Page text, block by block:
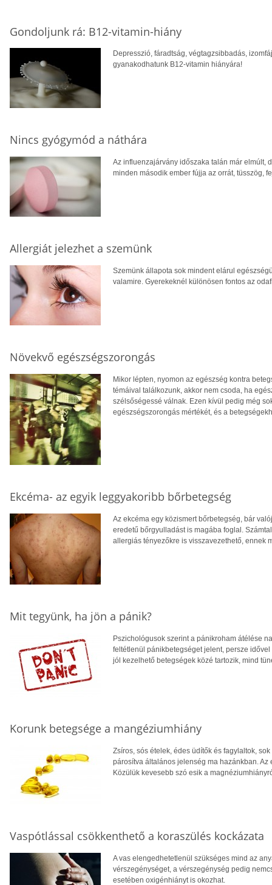
Gondoljunk rá: B12-vitamin-hiány
Depresszió, fáradtság, végtagzsibbadás,
gyanakodhatunk B12-vitamin hiányára!
Nincs gyógymód a náthára
Az influenzajárvány időszaka talán már elmúlt,
minden második ember fújja az orrát, tüsszög,
Allergiát jelezhet a szemünk
Szemünk állapota sok mindent elárul
valamire. Gyerekeknél különösen fontos az
Növekvő egészségszorongás
Mikor lépten, nyomon az egészség kontra
témáival találkozunk, akkor nem csoda, ha
szélsőségessé válnak. Ezen kívül pedig még
egészségszorongás mértékét, és a
Ekcéma- az egyik leggyakoribb bőrbetegség
Az ekcéma egy közismert bőrbetegség, bár
eredetű bőrgyulladást is magába foglal.
allergiás tényezőkre is visszavezethető, ennek
Mit tegyünk, ha jön a pánik?
Pszichológusok szerint a pánikroham átélése
feltétlenül pánikbetegséget jelent, persze
jól kezelhető betegségek közé tartozik, mind
Korunk betegsége a mangéziumhiány
Zsíros, sós ételek, édes üdítők és fagylaltok,
párosítva általános jelenség ma hazánkban.
Közülük kevesebb szó esik a
Vaspótlással csökkenthető a koraszülés kockázata
A vas elengedhetetlenül szükséges mind az
vérszegénységet, a vérszegénység pedig
esetében oxigénhiányt is okozhat.